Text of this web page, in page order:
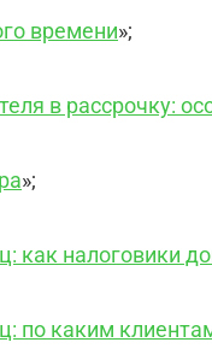
времени»;
в рассрочку:
»;
как налоговики
по каким